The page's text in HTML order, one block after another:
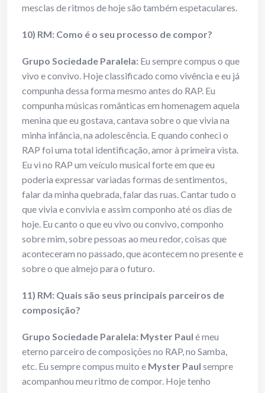
mesclas de ritmos de hoje são também espetaculares.
10) RM: Como é o seu processo de compor?
Grupo Sociedade Paralela: Eu sempre compus o que
vivo e convivo. Hoje classificado como vivência e eu já
compunha dessa forma mesmo antes do RAP. Eu
compunha músicas românticas em homenagem aquela
menina que eu gostava, cantava sobre o que vivia na
minha infância, na adolescência. E quando conheci o
RAP foi uma total identificação, amor à primeira vista.
Eu vi no RAP um veículo musical forte em que eu
poderia expressar variadas formas de sentimentos,
falar da minha quebrada, falar das ruas. Cantar tudo o
que vivia e convivia e assim componho até os dias de
hoje. Eu canto o que eu vivo ou convivo, componho
sobre mim, sobre pessoas ao meu redor, coisas que
aconteceram no passado, que acontecem no presente e
sobre o que almejo para o futuro.
11) RM: Quais são seus principais parceiros de
composição?
Grupo Sociedade Paralela: Myster Paul é meu
eterno parceiro de composições no RAP, no Samba,
etc. Eu sempre compus muito e Myster Paul sempre
acompanhou meu ritmo de compor. Hoje tenho